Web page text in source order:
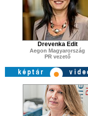
Drevenka Edit
Aegon Magyarország
PR vezető